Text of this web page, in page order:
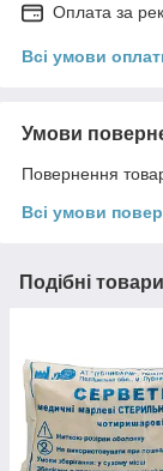
Оплата за
Всі умови
Умови
Повернення
Всі умови
Подібні